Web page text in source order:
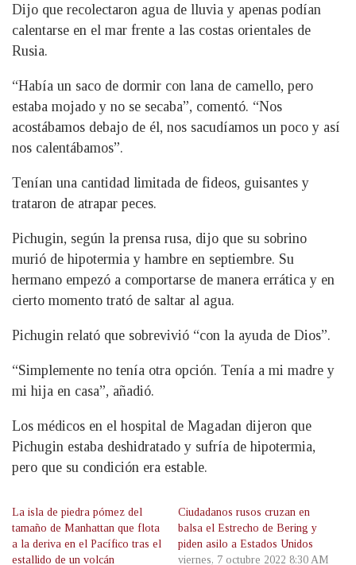
Dijo que recolectaron agua de lluvia y apenas podían
calentarse en el mar frente a las costas orientales de
Rusia.
“Había un saco de dormir con lana de camello, pero
estaba mojado y no se secaba”, comentó. “Nos
acostábamos debajo de él, nos sacudíamos un poco y así
nos calentábamos”.
Tenían una cantidad limitada de fideos, guisantes y
trataron de atrapar peces.
Pichugin, según la prensa rusa, dijo que su sobrino
murió de hipotermia y hambre en septiembre. Su
hermano empezó a comportarse de manera errática y en
cierto momento trató de saltar al agua.
Pichugin relató que sobrevivió “con la ayuda de Dios”.
“Simplemente no tenía otra opción. Tenía a mi madre y
mi hija en casa”, añadió.
Los médicos en el hospital de Magadan dijeron que
Pichugin estaba deshidratado y sufría de hipotermia,
pero que su condición era estable.
La isla de piedra pómez del
tamaño de Manhattan que flota
a la deriva en el Pacífico tras el
estallido de un volcán
Ciudadanos rusos cruzan en
balsa el Estrecho de Bering y
piden asilo a Estados Unidos
viernes, 7 octubre 2022 8:30 AM